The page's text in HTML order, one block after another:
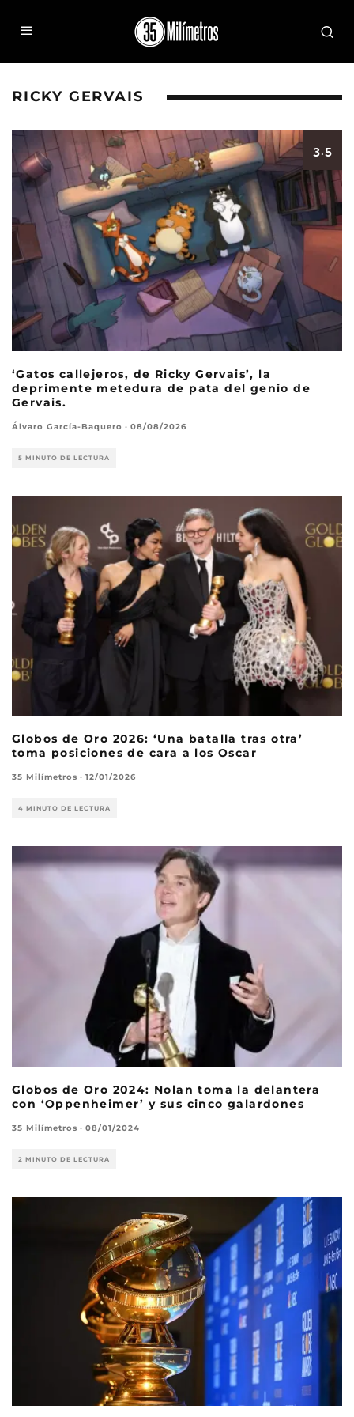
RICKY GERVAIS
3.5
‘Gatos callejeros, de Ricky Gervais’, la
deprimente metedura de pata del genio de
Gervais.
Álvaro García-Baquero · 08/08/2026
5 MINUTO DE LECTURA
Globos de Oro 2026: ‘Una batalla tras otra’
toma posiciones de cara a los Oscar
35 Milímetros · 12/01/2026
4 MINUTO DE LECTURA
Globos de Oro 2024: Nolan toma la delantera
con ‘Oppenheimer’ y sus cinco galardones
35 Milímetros · 08/01/2024
2 MINUTO DE LECTURA